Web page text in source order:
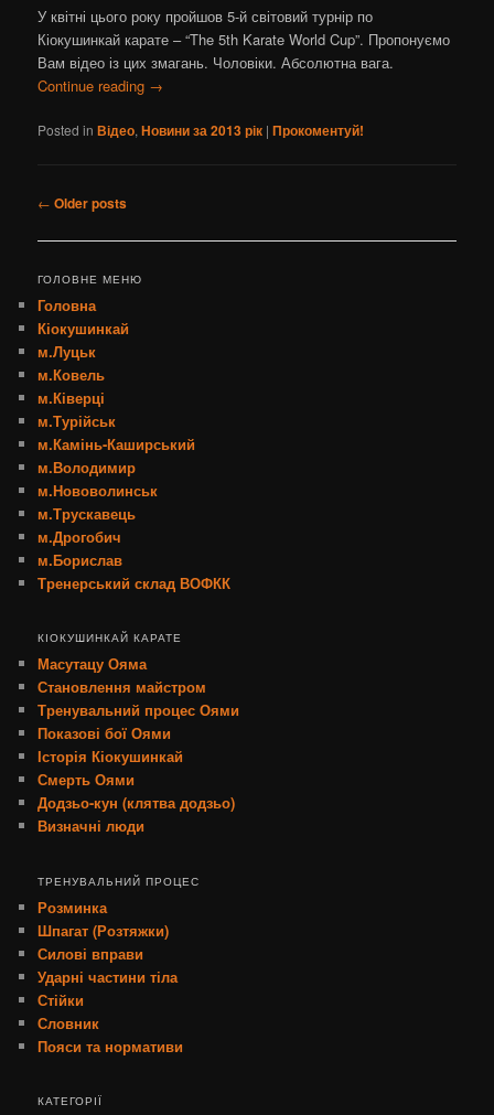
У квітні цього року пройшов 5-й світовий турнір по
Кіокушинкай карате – “The 5th Karate World Cup”. Пропонуємо
Вам відео із цих змагань. Чоловіки. Абсолютна вага.
Continue reading →
Posted in Відео,Новини за 2013 рік |Прокоментуй!
Post navigation
← Older posts
ГОЛОВНЕ МЕНЮ
Головна
Кіокушинкай
м.Луцьк
м.Ковель
м.Ківерці
м.Турійськ
м.Камінь-Каширський
м.Володимир
м.Нововолинськ
м.Трускавець
м.Дрогобич
м.Борислав
Тренерський склад ВОФКК
КІОКУШИНКАЙ КАРАТЕ
Масутацу Ояма
Становлення майстром
Тренувальний процес Оями
Показові бої Оями
Історія Кіокушинкай
Смерть Оями
Додзьо-кун (клятва додзьо)
Визначні люди
ТРЕНУВАЛЬНИЙ ПРОЦЕС
Розминка
Шпагат (Розтяжки)
Силові вправи
Ударні частини тіла
Стійки
Словник
Пояси та нормативи
КАТЕГОРІЇ